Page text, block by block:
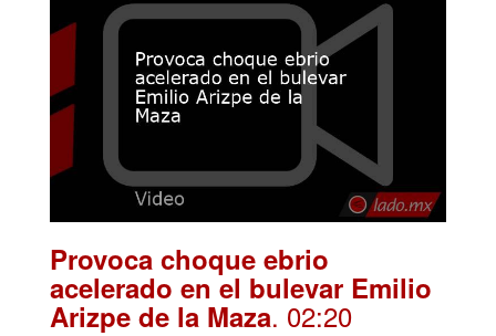
Provoca choque ebrio
acelerado en el bulevar Emilio
Arizpe de la Maza. 02:20